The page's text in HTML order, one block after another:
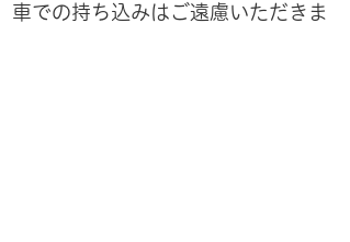
車での持ち込みはご遠慮いただきま